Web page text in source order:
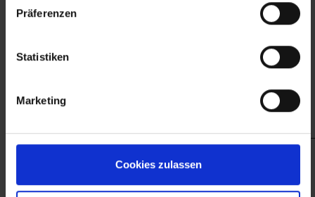
Präferenzen
Statistiken
Marketing
Cookies zulassen
Datenschutz